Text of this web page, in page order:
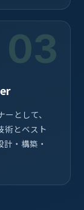
03
として、
術とベスト
・構築・